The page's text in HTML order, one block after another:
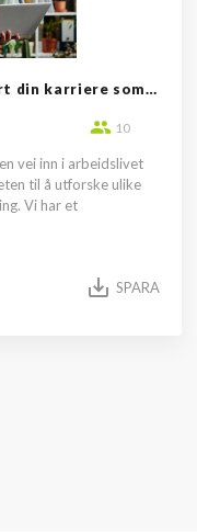
Bli en del av WRK Talents og start din karriere som miljøterapeut
10
vei inn i arbeidslivet
til å utforske ulike
Vi har et
SPARA